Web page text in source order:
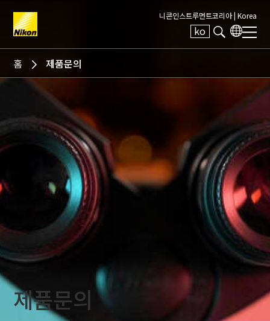
니콘인스트루먼트코리아 | Korea
ko
Search keyword(s)
홈 제품문의
제품문의